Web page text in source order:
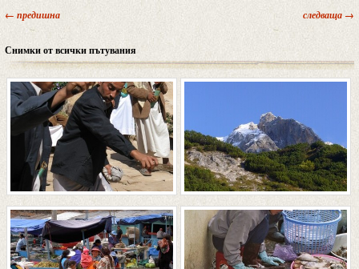
← предишна следваща →
Снимки от всички пътувания